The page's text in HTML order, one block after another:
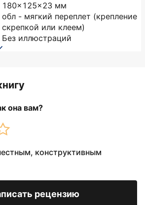
180x125x23 мм
обл - мягкий переплет (крепление
скрепкой или клеем)
Без иллюстраций
она вам?
конструктивным
рецензию